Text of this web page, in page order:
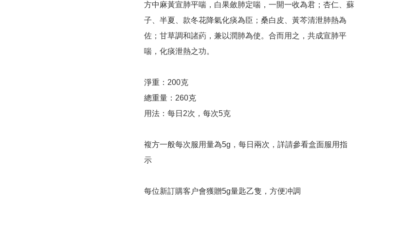
方中麻黃宣肺平喘，白果斂肺定喘，一開一收為君；杏仁、蘇
子、半夏、款冬花降氣化痰為臣；桑白皮、黃芩清泄肺熱為
佐；甘草調和諸葯，兼以潤肺為使。合而用之，共成宣肺平
喘，化痰泄熱之功。
淨重：200克
總重量：260克
用法：每日2次，每次5克
複方一般每次服用量為5g，每日兩次，詳請參看盒面服用指
示
每位新訂購客户會獲贈5g量匙乙隻，方便冲調